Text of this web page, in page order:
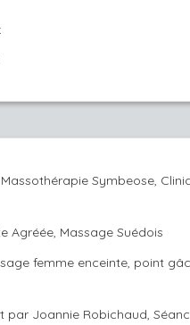
Symbeose,
Agréée, Massage Suédois
femme enceinte, point
par Joannie Robichaud,